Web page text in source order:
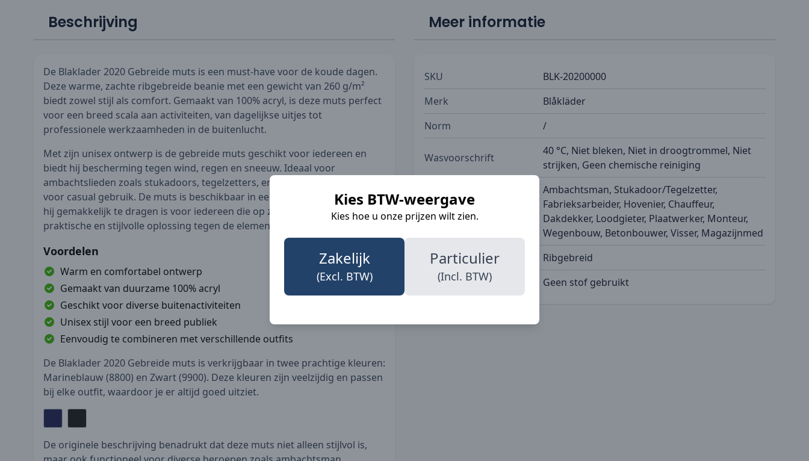
Kies BTW-weergave
Kies hoe u onze prijzen wilt zien.
Zakelijk
(Excl. BTW)
Particulier
(Incl. BTW)
Beschrijving
De Blaklader 2020 Gebreide muts is een must-have voor de koude dagen.
Deze warme, zachte ribgebreide beanie met een gewicht van 260 g/m²
biedt zowel stijl als comfort. Gemaakt van 100% acryl, is deze muts perfect
voor een breed scala aan activiteiten, van dagelijkse uitjes tot
professionele werkzaamheden in de buitenlucht.
Met zijn unisex ontwerp is de gebreide muts geschikt voor iedereen en
biedt hij bescherming tegen wind, regen en sneeuw. Ideaal voor
ambachtslieden zoals stukadoors, tegelzetters, en chauffeurs, maar ook
voor casual gebruik. De muts is beschikbaar in een enkele maat, waardoor
hij gemakkelijk te dragen is voor iedereen die op zoek is naar een
praktische en stijlvolle oplossing tegen de elementen.
Voordelen
Warm en comfortabel ontwerp
Gemaakt van duurzame 100% acryl
Geschikt voor diverse buitenactiviteiten
Unisex stijl voor een breed publiek
Eenvoudig te combineren met verschillende outfits
De Blaklader 2020 Gebreide muts is verkrijgbaar in twee prachtige kleuren:
Marineblauw (8800) en Zwart (9900). Deze kleuren zijn veelzijdig en passen
bij elke outfit, waardoor je er altijd goed uitziet.
De originele beschrijving benadrukt dat deze muts niet alleen stijlvol is,
Meer informatie
SKU
BLK-20200000
Merk
Blåkläder
Norm
/
Wasvoorschrift
40 °C, Niet bleken, Niet in droogtrommel, Niet
strijken, Geen chemische reiniging
Beroepen
Ambachtsman, Stukadoor/Tegelzetter,
Fabrieksarbeider, Hovenier, Chauffeur,
Dakdekker, Loodgieter, Plaatwerker, Monteur,
Wegenbouw, Betonbouwer, Visser, Magazijnmed
Details
Ribgebreid
Materiaal
Geen stof gebruikt